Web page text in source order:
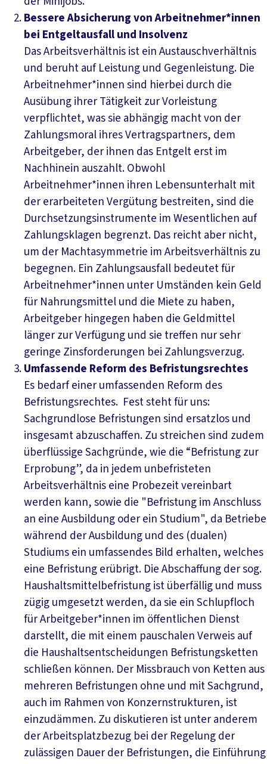
Bessere Absicherung von Arbeitnehmer*innen
bei Entgeltausfall und Insolvenz
Das Arbeitsverhältnis ist ein Austauschverhältnis
und beruht auf Leistung und Gegenleistung. Die
Arbeitnehmer*innen sind hierbei durch die
Ausübung ihrer Tätigkeit zur Vorleistung
verpflichtet, was sie abhängig macht von der
Zahlungsmoral ihres Vertragspartners, dem
Arbeitgeber, der ihnen das Entgelt erst im
Nachhinein auszahlt. Obwohl
Arbeitnehmer*innen ihren Lebensunterhalt mit
der erarbeiteten Vergütung bestreiten, sind die
Durchsetzungsinstrumente im Wesentlichen auf
Zahlungsklagen begrenzt. Das reicht aber nicht,
um der Machtasymmetrie im Arbeitsverhältnis zu
begegnen. Ein Zahlungsausfall bedeutet für
Arbeitnehmer*innen unter Umständen kein Geld
für Nahrungsmittel und die Miete zu haben,
Arbeitgeber hingegen haben die Geldmittel
länger zur Verfügung und sie treffen nur sehr
geringe Zinsforderungen bei Zahlungsverzug.
Umfassende Reform des Befristungsrechtes
Es bedarf einer umfassenden Reform des
Befristungsrechtes. Fest steht für uns:
Sachgrundlose Befristungen sind ersatzlos und
insgesamt abzuschaffen. Zu streichen sind zudem
überflüssige Sachgründe, wie die “Befristung zur
Erprobung”, da in jedem unbefristeten
Arbeitsverhältnis eine Probezeit vereinbart
werden kann, sowie die "Befristung im Anschluss
an eine Ausbildung oder ein Studium", da Betriebe
während der Ausbildung und des (dualen)
Studiums ein umfassendes Bild erhalten, welches
eine Befristung erübrigt. Die Abschaffung der sog.
Haushaltsmittelbefristung ist überfällig und muss
zügig umgesetzt werden, da sie ein Schlupfloch
für Arbeitgeber*innen im öffentlichen Dienst
darstellt, die mit einem pauschalen Verweis auf
die Haushaltsentscheidungen Befristungsketten
schließen können. Der Missbrauch von Ketten aus
mehreren Befristungen ohne und mit Sachgrund,
auch im Rahmen von Konzernstrukturen, ist
einzudämmen. Zu diskutieren ist unter anderem
der Arbeitsplatzbezug bei der Regelung der
zulässigen Dauer der Befristungen, die Einführung